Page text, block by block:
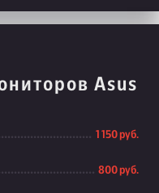
Asus
1 150 руб.
800 руб.